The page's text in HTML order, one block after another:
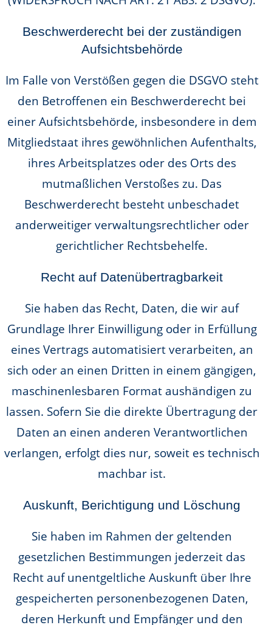
Beschwerde­recht bei der zuständigen
Aufsichts­behörde
Im Falle von Verstößen gegen die DSGVO steht
den Betroffenen ein Beschwerderecht bei
einer Aufsichtsbehörde, insbesondere in dem
Mitgliedstaat ihres gewöhnlichen Aufenthalts,
ihres Arbeitsplatzes oder des Orts des
mutmaßlichen Verstoßes zu. Das
Beschwerderecht besteht unbeschadet
anderweitiger verwaltungsrechtlicher oder
gerichtlicher Rechtsbehelfe.
Recht auf Daten­übertrag­barkeit
Sie haben das Recht, Daten, die wir auf
Grundlage Ihrer Einwilligung oder in Erfüllung
eines Vertrags automatisiert verarbeiten, an
sich oder an einen Dritten in einem gängigen,
maschinenlesbaren Format aushändigen zu
lassen. Sofern Sie die direkte Übertragung der
Daten an einen anderen Verantwortlichen
verlangen, erfolgt dies nur, soweit es technisch
machbar ist.
Auskunft, Berichtigung und Löschung
Sie haben im Rahmen der geltenden
gesetzlichen Bestimmungen jederzeit das
Recht auf unentgeltliche Auskunft über Ihre
gespeicherten personenbezogenen Daten,
deren Herkunft und Empfänger und den